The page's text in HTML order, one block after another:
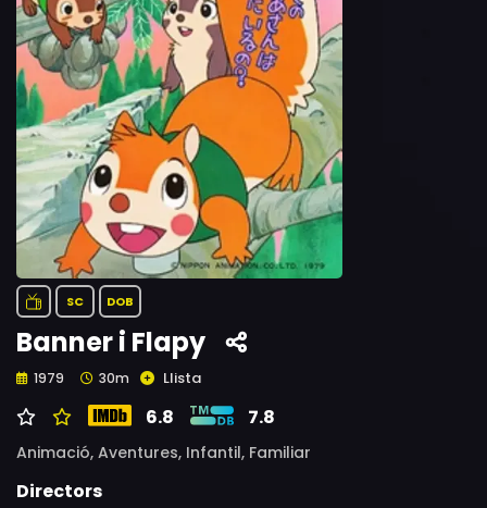
SC DOB
Banner i Flapy
1979 30m Llista
6.8 7.8
Animació, Aventures, Infantil, Familiar
Directors